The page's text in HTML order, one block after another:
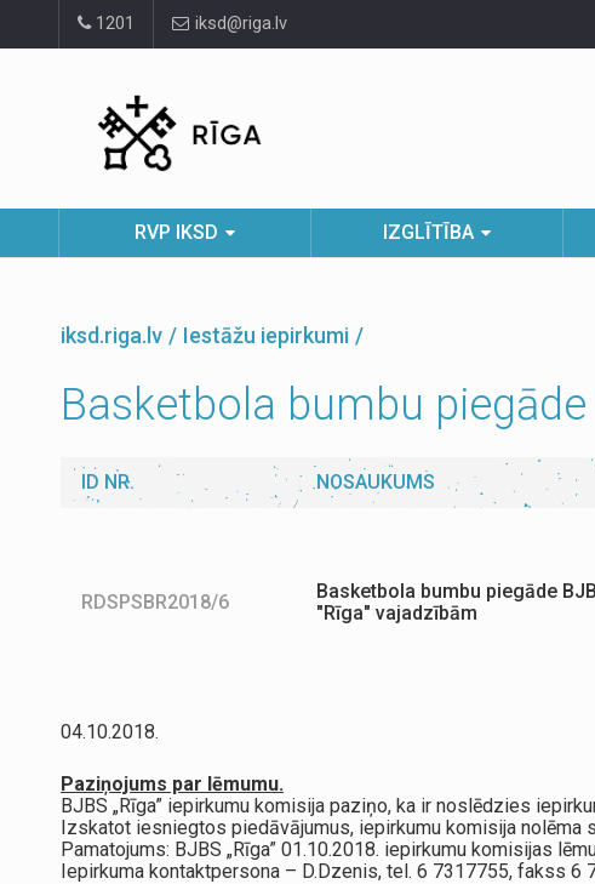
1201 iksd@riga.lv
RVP IKSD IZGLĪTĪBA
iksd.riga.lv Iestāžu iepirkumi
Basketbola bumbu
ID NR. NOSAUKUMS
RDSPSBR2018/6
Basketbola bumbu piegāde
"Rīga" vajadzībām
04.10.2018.
Paziņojums par lēmumu.
BJBS „Rīga” iepirkumu komisija paziņo, ka ir noslēdzies
Izskatot iesniegtos piedāvājumus, iepirkumu komisija nolēma
Pamatojums: BJBS „Rīga” 01.10.2018. iepirkumu komisijas
Iepirkuma kontaktpersona – D.Dzenis, tel. 6 7317755, fakss 6